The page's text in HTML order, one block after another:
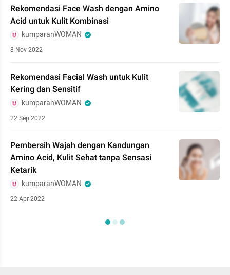
Rekomendasi Face Wash dengan Amino
Acid untuk Kulit Kombinasi
kumparanWOMAN
8 Nov 2022
Rekomendasi Facial Wash untuk Kulit
Kering dan Sensitif
kumparanWOMAN
22 Sep 2022
Pembersih Wajah dengan Kandungan
Amino Acid, Kulit Sehat tanpa Sensasi
Ketarik
kumparanWOMAN
22 Apr 2022